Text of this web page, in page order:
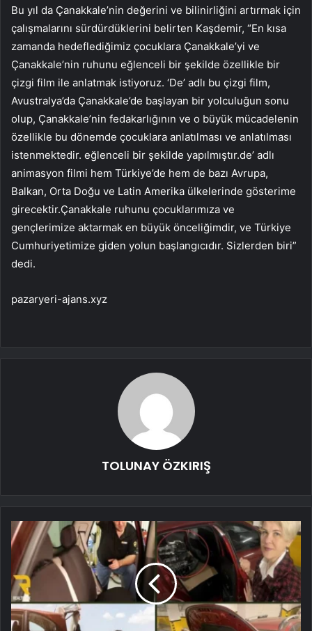
Bu yıl da Çanakkale’nin değerini ve bilinirliğini artırmak için
çalışmalarını sürdürdüklerini belirten Kaşdemir, “En kısa
zamanda hedeflediğimiz çocuklara Çanakkale’yi ve
Çanakkale’nin ruhunu eğlenceli bir şekilde özellikle bir
çizgi film ile anlatmak istiyoruz. ‘De’ adlı bu çizgi film,
Avustralya’da Çanakkale’de başlayan bir yolculuğun sonu
olup, Çanakkale’nin fedakarlığının ve o büyük mücadelenin
özellikle bu dönemde çocuklara anlatılması ve anlatılması
istenmektedir. eğlenceli bir şekilde yapılmıştır.de’ adlı
animasyon filmi hem Türkiye’de hem de bazı Avrupa,
Balkan, Orta Doğu ve Latin Amerika ülkelerinde gösterime
girecektir.Çanakkale ruhunu çocuklarımıza ve
gençlerimize aktarmak en büyük önceliğimdir, ve Türkiye
Cumhuriyetimize giden yolun başlangıcıdır. Sizlerden biri”
dedi.
pazaryeri-ajans.xyz
TOLUNAY ÖZKIRIŞ